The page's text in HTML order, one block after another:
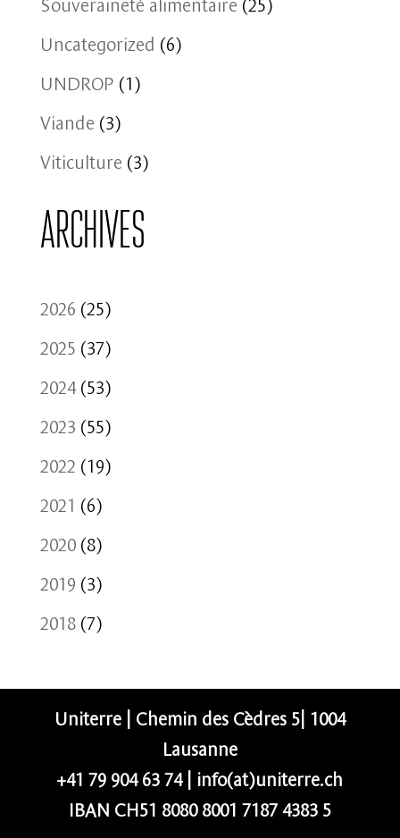
Uncategorized (6)
UNDROP (1)
Viande (3)
Viticulture (3)
Archives
2026 (25)
2025 (37)
2024(53)
2023 (55)
2022 (19)
2021 (6)
2020(8)
2019 (3)
2018(7)
Uniterre | Chemin des Cèdres 5| 1004
Lausanne
+41 79 904 63 74| info(at)uniterre.ch
IBAN CH51 8080 8001 7187 4383 5